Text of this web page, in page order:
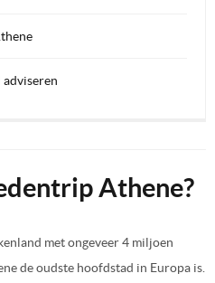
adviseren
Athene?
met ongeveer 4 miljoen
de oudste hoofdstad in Europa is.